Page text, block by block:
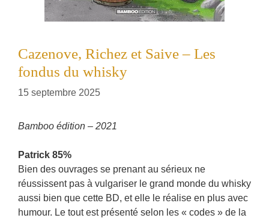
Cazenove, Richez et Saive – Les
fondus du whisky
15 septembre 2025
Bamboo édition – 2021
Patrick 85%
Bien des ouvrages se prenant au sérieux ne
réussissent pas à vulgariser le grand monde du whisky
aussi bien que cette BD, et elle le réalise en plus avec
humour. Le tout est présenté selon les « codes » de la